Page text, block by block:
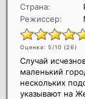
Страна:
Режиссер:
Оценка: 5/10 (26)
Случай
маленький
нескольких
указывают на